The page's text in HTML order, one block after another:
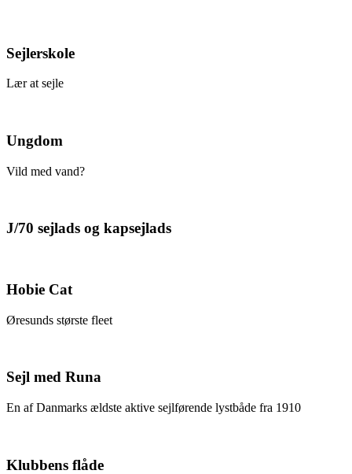
Sejlerskole
Lær at sejle
Ungdom
Vild med vand?
J/70 sejlads og kapsejlads
Hobie Cat
Øresunds største fleet
Sejl med Runa
En af Danmarks ældste aktive sejlførende lystbåde fra 1910
Klubbens flåde